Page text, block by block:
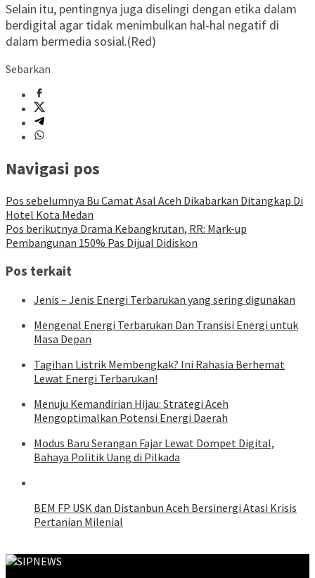
Selain itu, pentingnya juga diselingi dengan etika dalam
berdigital agar tidak menimbulkan hal-hal negatif di
dalam bermedia sosial.(Red)
Sebarkan
Navigasi pos
Pos sebelumnya Bu Camat Asal Aceh Dikabarkan Ditangkap Di
Hotel Kota Medan
Pos berikutnya Drama Kebangkrutan, RR: Mark-up
Pembangunan 150% Pas Dijual Didiskon
Pos terkait
Jenis – Jenis Energi Terbarukan yang sering digunakan
Mengenal Energi Terbarukan Dan Transisi Energi untuk
Masa Depan
Tagihan Listrik Membengkak? Ini Rahasia Berhemat
Lewat Energi Terbarukan!
Menuju Kemandirian Hijau: Strategi Aceh
Mengoptimalkan Potensi Energi Daerah
Modus Baru Serangan Fajar Lewat Dompet Digital,
Bahaya Politik Uang di Pilkada
BEM FP USK dan Distanbun Aceh Bersinergi Atasi Krisis
Pertanian Milenial